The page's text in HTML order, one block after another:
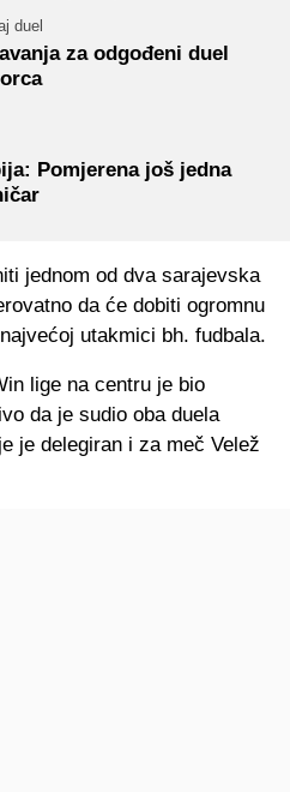
duel
za odgođeni duel
Pomjerena još jedna
jednom od dva sarajevska
da će dobiti ogromnu
utakmici bh. fudbala.
lige na centru je bio
da je sudio oba duela
je delegiran i za meč Velež